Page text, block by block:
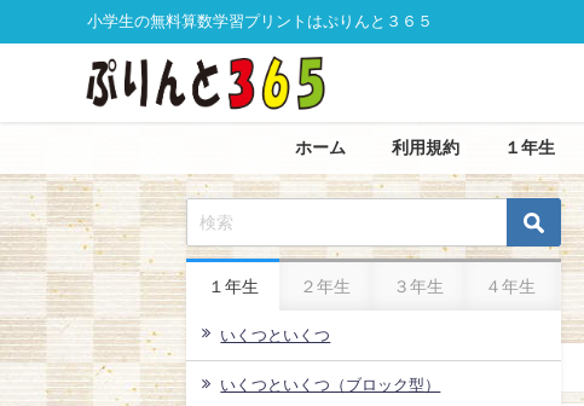
小学生の無料算数学習プリントはぷりんと３６５
ホーム 利用規約 １年生
１年生 ２年生 ３年生 ４年生
いくつといくつ
いくつといくつ（ブロック型）